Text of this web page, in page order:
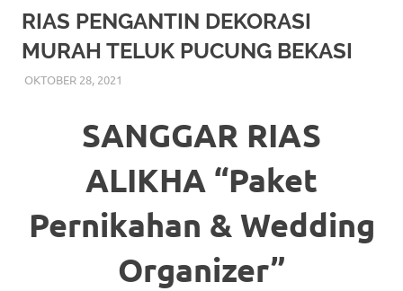
More
hints
rolex
.
website
https://www.watchesf.com.
RIAS PENGANTIN DEKORASI
MURAH TELUK PUCUNG BEKASI
OKTOBER 28, 2021
SANGGAR RIAS
ALIKHA “Paket
Pernikahan & Wedding
Organizer”